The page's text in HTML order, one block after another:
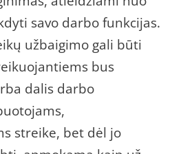
savo darbo funkcijas.
užbaigimo gali būti
bus
dalis darbo
streike, bet dėl jo